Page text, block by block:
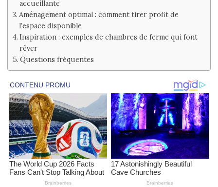
accueillante
Aménagement optimal : comment tirer profit de
l’espace disponible
Inspiration : exemples de chambres de ferme qui font
rêver
Questions fréquentes